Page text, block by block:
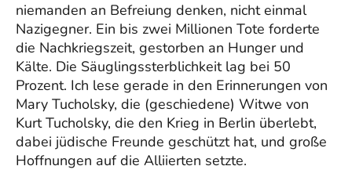
niemanden an Befreiung denken, nicht einmal
Nazigegner. Ein bis zwei Millionen Tote forderte
die Nachkriegszeit, gestorben an Hunger und
Kälte. Die Säuglingssterblichkeit lag bei 50
Prozent. Ich lese gerade in den Erinnerungen von
Mary Tucholsky, die (geschiedene) Witwe von
Kurt Tucholsky, die den Krieg in Berlin überlebt,
dabei jüdische Freunde geschützt hat, und große
Hoffnungen auf die Alliierten setzte.